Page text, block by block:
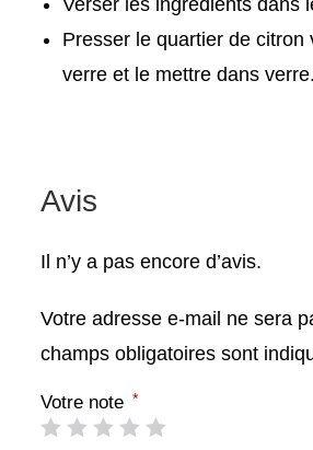
Verser les ingredients dans
Presser le quartier de citron
verre et le mettre dans
Avis
Il n’y a pas encore d’avis.
Votre adresse e-mail ne sera
champs obligatoires sont
Votre note *